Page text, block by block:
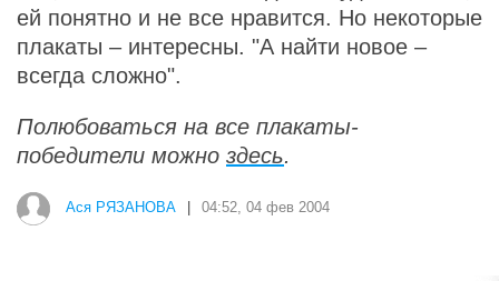
ей понятно и не все нравится. Но некоторые
плакаты – интересны. "А найти новое –
всегда сложно".
Полюбоваться на все плакаты-
победители можно здесь.
Ася РЯЗАНОВА 04:52, 04 фев 2004